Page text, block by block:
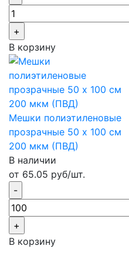
В корзину
Мешки полиэтиленовые
прозрачные 50 х 100 см
200 мкм (ПВД)
В наличии
от 65.05 руб/шт.
В корзину